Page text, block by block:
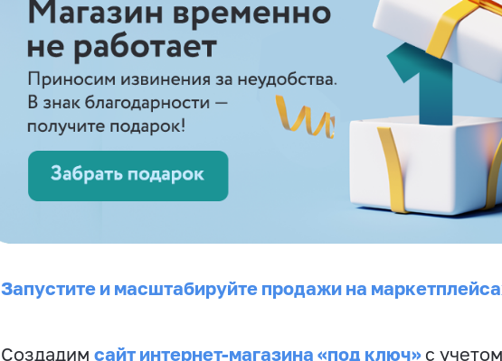
Запустите и масштабируйте продажи на
Создадим сайт интернет-магазина «под ключ» с учетом